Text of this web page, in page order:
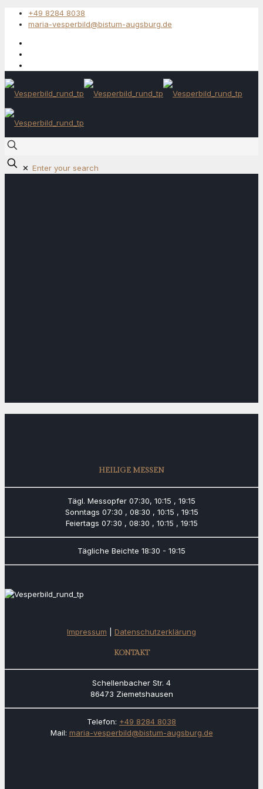
+49 8284 8038
maria-vesperbild@bistum-augsburg.de
✕
HEILIGE MESSEN
Tägl. Messopfer 07:30, 10:15 , 19:15
Sonntags 07:30 , 08:30 , 10:15 , 19:15
Feiertags 07:30 , 08:30 , 10:15 , 19:15
Tägliche Beichte 18:30 - 19:15
Impressum Datenschutzerklärung
KONTAKT
Schellenbacher Str. 4
86473 Ziemetshausen
Telefon: +49 8284 8038
Mail: maria-vesperbild@bistum-augsburg.de